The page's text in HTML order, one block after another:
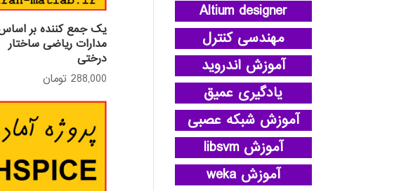
یک جمع کننده بر
مدارات ریاضی ساختار
درختی
288,000 تومان
Altium designer
مهندسی کنترل
آموزش اندروید
یادگیری عمیق
آموزش شبکه عصبی
آموزش libsvm
آموزش weka